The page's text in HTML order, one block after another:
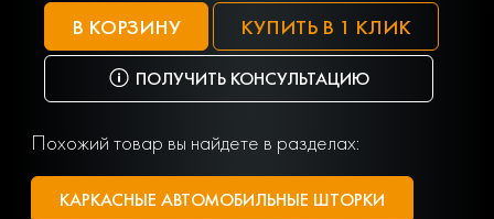
В КОРЗИНУ КУПИТЬ В 1 КЛИК
ПОЛУЧИТЬ КОНСУЛЬТАЦИЮ
Похожий товар вы найдете в разделах:
КАРКАСНЫЕ АВТОМОБИЛЬНЫЕ ШТОРКИ